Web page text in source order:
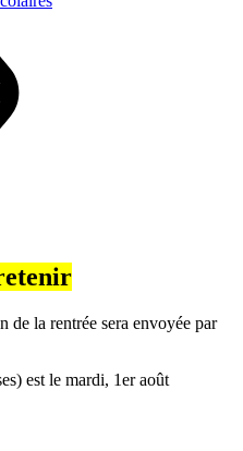
la rentrée sera envoyée par
est le mardi, 1er août